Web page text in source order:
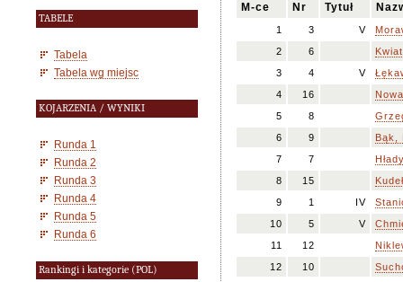
TABELE
Tabela
Tabela wg miejsc
KOJARZENIA / WYNIKI
Runda 1
Runda 2
Runda 3
Runda 4
Runda 5
Runda 6
Rankingi i kategorie (POL)
M-ce Nr Tytuł
1 3 V
2
6
3
4 V
4
16
5
8
6
9
Bąk,
7
7
8
15
9
1 IV
10
5 V
11
12
12
10